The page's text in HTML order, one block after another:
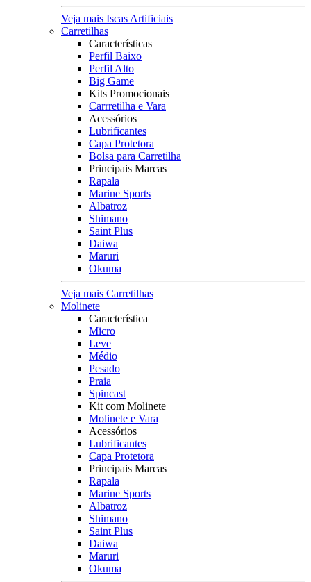
Veja mais Iscas Artificiais
Carretilhas
Características
Perfil Baixo
Perfil Alto
Big Game
Kits Promocionais
Carrretilha e Vara
Acessórios
Lubrificantes
Capa Protetora
Bolsa para Carretilha
Principais Marcas
Rapala
Marine Sports
Albatroz
Shimano
Saint Plus
Daiwa
Maruri
Okuma
Veja mais Carretilhas
Molinete
Característica
Micro
Leve
Médio
Pesado
Praia
Spincast
Kit com Molinete
Molinete e Vara
Acessórios
Lubrificantes
Capa Protetora
Principais Marcas
Rapala
Marine Sports
Albatroz
Shimano
Saint Plus
Daiwa
Maruri
Okuma